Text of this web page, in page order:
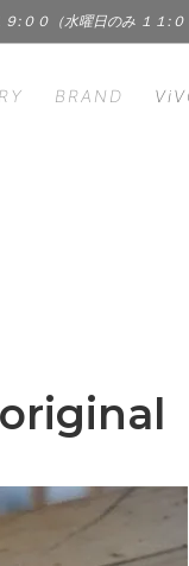
:００（水曜日のみ １１:０
BRAND
Solow（アクセサリ